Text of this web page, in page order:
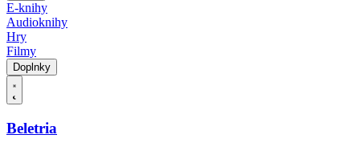
E-knihy
Audioknihy
Hry
Filmy
Doplnky
Beletria